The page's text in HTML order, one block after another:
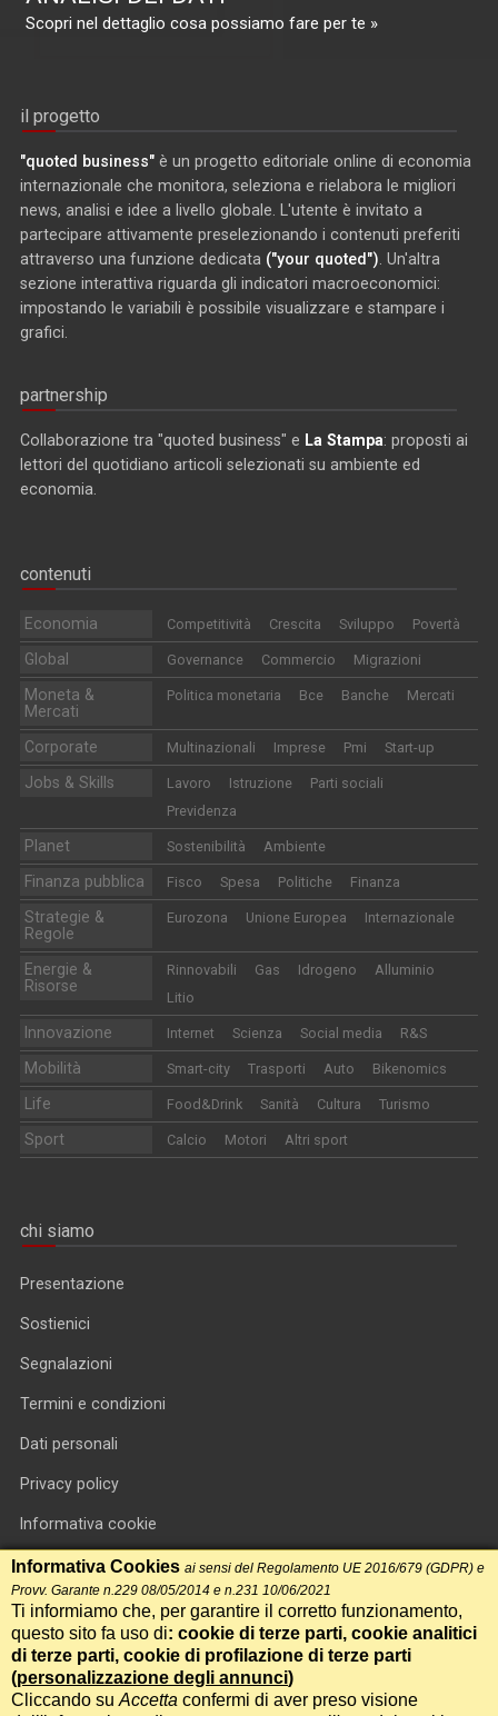
Scopri nel dettaglio cosa possiamo fare per te »
il progetto
"quoted business" è un progetto editoriale online di economia
internazionale che monitora, seleziona e rielabora le migliori
news, analisi e idee a livello globale. L'utente è invitato a
partecipare attivamente preselezionando i contenuti preferiti
attraverso una funzione dedicata ("your quoted") . Un'altra
sezione interattiva riguarda gli indicatori macroeconomici:
impostando le variabili è possibile visualizzare e stampare i
grafici.
partnership
Collaborazione tra "quoted business" e La Stampa: proposti ai
lettori del quotidiano articoli selezionati su ambiente ed
economia.
contenuti
Economia Competitività Crescita Sviluppo Povertà
Global Governance Commercio Migrazioni
Moneta &
Mercati
Politica monetaria Bce Banche Mercati
Corporate Multinazionali Imprese Pmi Start-up
Jobs & Skills Lavoro Istruzione
Parti sociali
Previdenza
Planet Sostenibilità Ambiente
Finanza pubblica Fisco Spesa Politiche Finanza
Strategie &
Regole
Eurozona Unione Europea Internazionale
Energie &
Risorse
Rinnovabili Gas Idrogeno
Alluminio
Litio
Innovazione Internet Scienza Social media R&S
Mobilità Smart-city Trasporti Auto Bikenomics
Life Food&Drink Sanità Cultura Turismo
Sport Calcio Motori Altri sport
chi siamo
Presentazione
Sostienici
Segnalazioni
Termini e condizioni
Dati personali
Privacy policy
Informativa cookie
RSS feed
RSS Top News
Contatti
International Communication S.r.l. • P.IVA 14478081004 • Testata
Informativa Cookies ai sensi del Regolamento UE 2016/679 (GDPR) e
Provv. Garante n.229 08/05/2014 e n.231 10/06/2021
Ti informiamo che, per garantire il corretto funzionamento,
questo sito fa uso di: cookie di terze parti, cookie analitici
di terze parti, cookie di profilazione di terze parti
(personalizzazione degli annunci)
Cliccando su Accetta confermi di aver preso visione